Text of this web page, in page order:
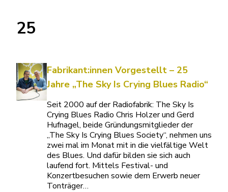
25
Fabrikant:innen Vorgestellt – 25
Jahre „The Sky Is Crying Blues Radio“
Seit 2000 auf der Radiofabrik: The Sky Is
Crying Blues Radio Chris Holzer und Gerd
Hufnagel, beide Gründungsmitglieder der
„The Sky Is Crying Blues Society“, nehmen uns
zwei mal im Monat mit in die vielfältige Welt
des Blues. Und dafür bilden sie sich auch
laufend fort. Mittels Festival- und
Konzertbesuchen sowie dem Erwerb neuer
Tonträger…